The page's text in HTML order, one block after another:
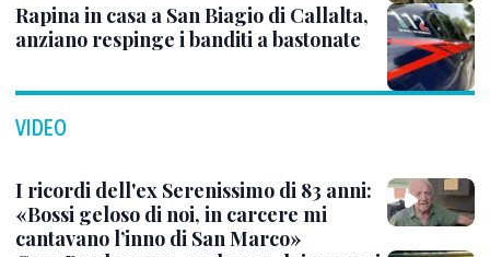
Rapina in casa a San Biagio di Callalta,
anziano respinge i banditi a bastonate
VIDEO
I ricordi dell'ex Serenissimo di 83 anni:
«Bossi geloso di noi, in carcere mi
cantavano l’inno di San Marco»